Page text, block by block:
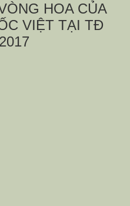
HOA CỦA
VIỆT TẠI TĐ